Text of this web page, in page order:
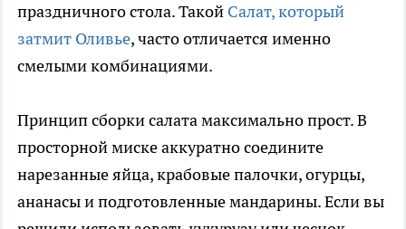
праздничного стола. Такой Салат, который
затмит Оливье, часто отличается именно
смелыми комбинациями.
Принцип сборки салата максимально прост. В
просторной миске аккуратно соедините
нарезанные яйца, крабовые палочки, огурцы,
ананасы и подготовленные мандарины. Если вы